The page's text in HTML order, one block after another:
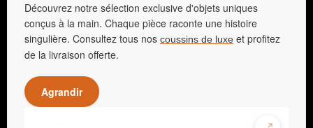
Découvrez notre sélection exclusive d'objets uniques
conçus à la main. Chaque pièce raconte une histoire
singulière. Consultez tous nos coussins de luxe et profitez
de la livraison offerte.
Agrandir